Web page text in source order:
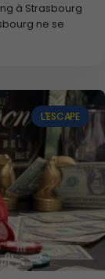
à Strasbourg
ne se
L'ESCAPE